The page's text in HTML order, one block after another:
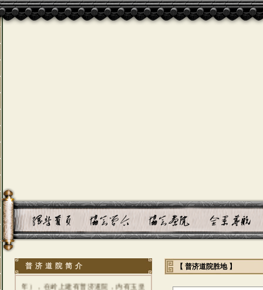
普济道院简介
普济道院位于吴中区天池山风景区的贺
九岭之上，据记载明正统二年（1437
年），在岭上建有普济道院，内有玉皇
【 普济道院胜地 】